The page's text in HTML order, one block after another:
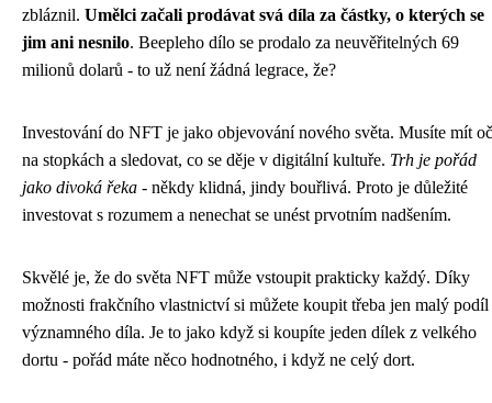
zbláznil. Umělci začali prodávat svá díla za částky, o kterých se
jim ani nesnilo. Beepleho dílo se prodalo za neuvěřitelných 69
milionů dolarů - to už není žádná legrace, že?
Investování do NFT je jako objevování nového světa. Musíte mít
na stopkách a sledovat, co se děje v digitální kultuře. Trh je pořád
jako divoká řeka - někdy klidná, jindy bouřlivá. Proto je důležité
investovat s rozumem a nenechat se unést prvotním nadšením.
Skvělé je, že do světa NFT může vstoupit prakticky každý. Díky
možnosti frakčního vlastnictví si můžete koupit třeba jen malý podíl
významného díla. Je to jako když si koupíte jeden dílek z velkého
dortu - pořád máte něco hodnotného, i když ne celý dort.